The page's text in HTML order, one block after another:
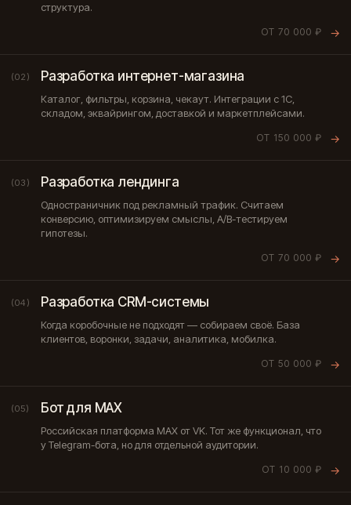
структура.
ОТ 70 000 ₽ →
(02) Разработка интернет-магазина
Каталог, фильтры, корзина, чекаут. Интеграции с 1С,
складом, эквайрингом, доставкой и маркетплейсами.
ОТ 150 000 ₽ →
(03) Разработка лендинга
Одностраничник под рекламный трафик. Считаем
конверсию, оптимизируем смыслы, A/B-тестируем
гипотезы.
ОТ 70 000 ₽ →
(04) Разработка CRM-системы
Когда коробочные не подходят — собираем своё. База
клиентов, воронки, задачи, аналитика, мобилка.
ОТ 50 000 ₽ →
(05) Бот для MAX
Российская платформа MAX от VK. Тот же функционал, что
у Telegram-бота, но для отдельной аудитории.
ОТ 10 000 ₽ →